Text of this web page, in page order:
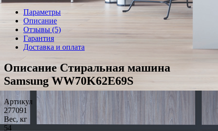
Параметры
Описание
Отзывы (5)
Гарантия
Доставка и оплата
Описание Стиральная машина
Samsung WW70K62E69S
Артикул
277091
Вес, кг
54